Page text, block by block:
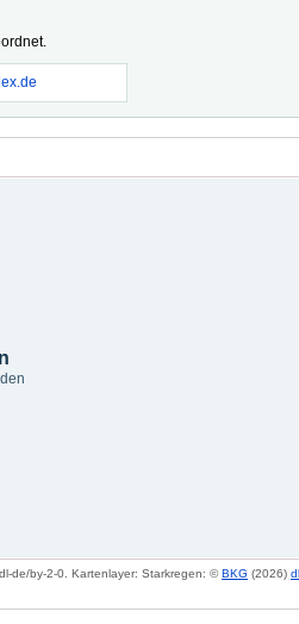
de/by-2-0. Kartenlayer: Starkregen: ©BKG (2026)